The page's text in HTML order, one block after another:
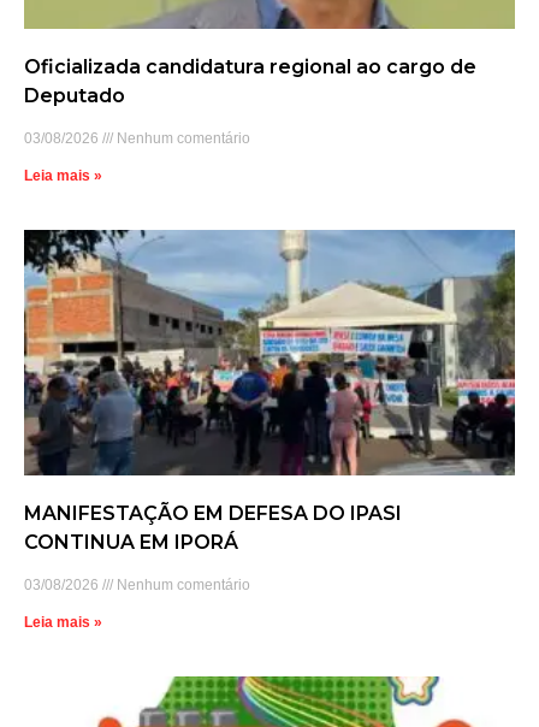
Oficializada candidatura regional ao cargo de
Deputado
03/08/2026 Nenhum comentário
Leia mais »
MANIFESTAÇÃO EM DEFESA DO IPASI
CONTINUA EM IPORÁ
03/08/2026 Nenhum comentário
Leia mais »